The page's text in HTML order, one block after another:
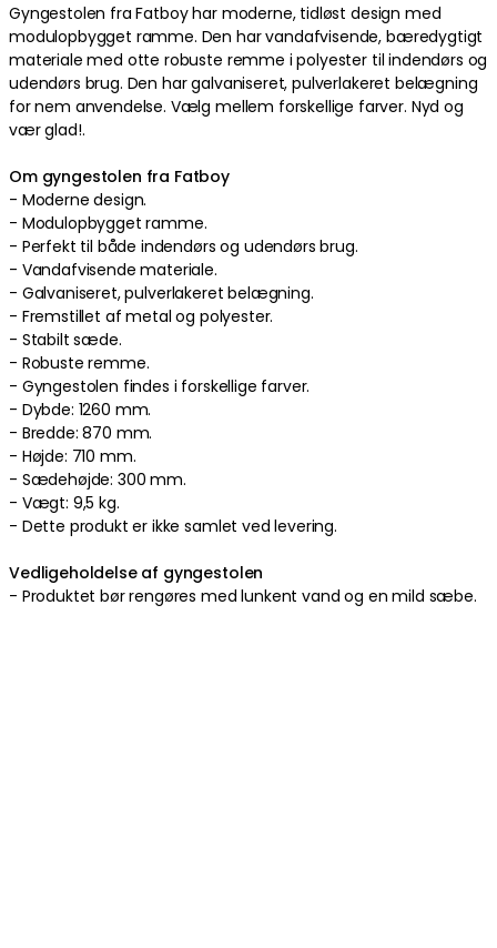
Gyngestolen fraFatboyhar moderne, tidløst design med
modulopbygget ramme. Den harvandafvisende, bæredygtigt
materiale med otte robuste remme ipolyester til indendørs og
udendørs brug. Den hargalvaniseret,pulverlakeret belægning
for nem anvendelse. Vælg mellem forskellige farver. Nyd og
vær glad!.
Om gyngestolen fra Fatboy
- Moderne design.
- Modulopbygget ramme.
- Perfekt til både indendørs og udendørs brug.
- Vandafvisende materiale.
- Galvaniseret,pulverlakeret belægning.
- Fremstillet afmetal og polyester.
- Stabilt sæde.
- Robuste remme.
- Gyngestolen findes i forskellige farver.
- Dybde: 1260 mm.
- Bredde: 870 mm.
- Højde: 710 mm.
- Sædehøjde: 300 mm.
- Vægt: 9,5 kg.
- Dette produkt er ikke samlet ved levering.
Vedligeholdelse af gyngestolen
- Produktet bør rengøres med lunkent vand og en mild sæbe.